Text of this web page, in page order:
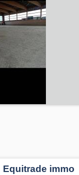
Equitrade immo